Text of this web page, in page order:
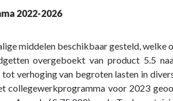
2022-2026
middelen beschikbaar gesteld, welke
overgeboekt van product 5.5
verhoging van begroten lasten in
collegewerkprogramma voor 2023